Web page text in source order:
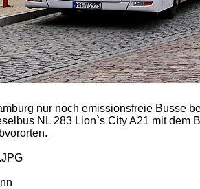
nur noch emissionsfreie Busse
NL 283 Lion`s City A21 mit